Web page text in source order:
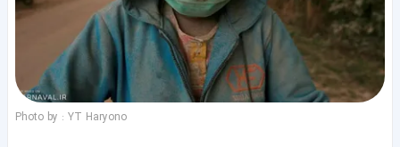
Photo by : YT Haryono